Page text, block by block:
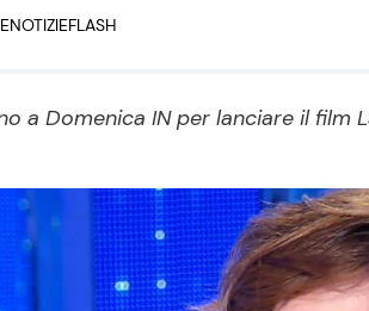
Mondo Mamma
Salute
Viaggi e Turismo
Festività
a Domenica IN per lanciare il